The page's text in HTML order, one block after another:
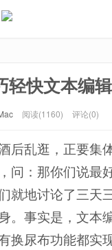
轻快文本编
阅读(1160) 评论(0)
后乱逛，正要集
问：那你们说最
就地讨论了三天
。事实是，文本
换尿布功能都实